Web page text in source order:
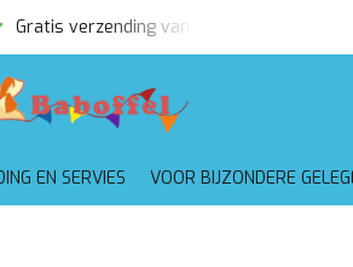
Gratis verzending vanaf €75,-
EN SERVIES VOOR BIJZONDERE